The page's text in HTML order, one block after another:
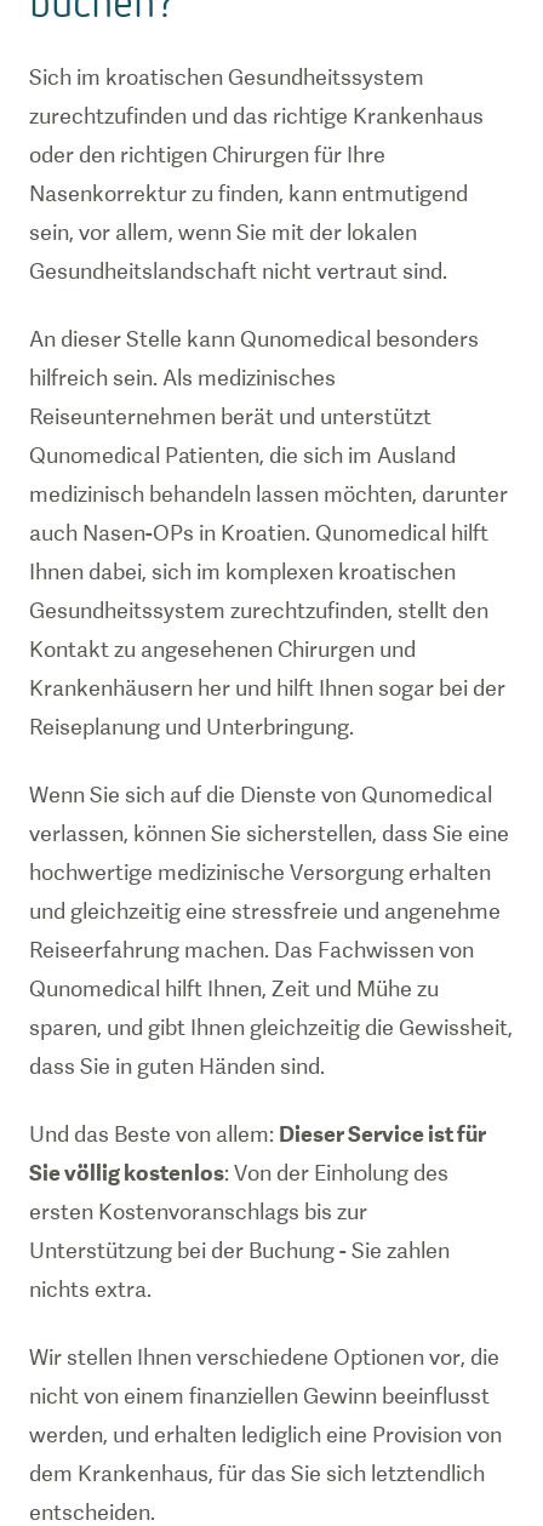
Sich im kroatischen Gesundheitssystem
zurechtzufinden und das richtige Krankenhaus
oder den richtigen Chirurgen für Ihre
Nasenkorrektur zu finden, kann entmutigend
sein, vor allem, wenn Sie mit der lokalen
Gesundheitslandschaft nicht vertraut sind.
An dieser Stelle kann Qunomedical besonders
hilfreich sein. Als medizinisches
Reiseunternehmen berät und unterstützt
Qunomedical Patienten, die sich im Ausland
medizinisch behandeln lassen möchten, darunter
auch Nasen-OPs in Kroatien. Qunomedical hilft
Ihnen dabei, sich im komplexen kroatischen
Gesundheitssystem zurechtzufinden, stellt den
Kontakt zu angesehenen Chirurgen und
Krankenhäusern her und hilft Ihnen sogar bei der
Reiseplanung und Unterbringung.
Wenn Sie sich auf die Dienste von Qunomedical
verlassen, können Sie sicherstellen, dass Sie eine
hochwertige medizinische Versorgung erhalten
und gleichzeitig eine stressfreie und angenehme
Reiseerfahrung machen. Das Fachwissen von
Qunomedical hilft Ihnen, Zeit und Mühe zu
sparen, und gibt Ihnen gleichzeitig die Gewissheit,
dass Sie in guten Händen sind.
Und das Beste von allem: Dieser Service ist für
Sie völlig kostenlos: Von der Einholung des
ersten Kostenvoranschlags bis zur
Unterstützung bei der Buchung - Sie zahlen
nichts extra.
Wir stellen Ihnen verschiedene Optionen vor, die
nicht von einem finanziellen Gewinn beeinflusst
werden, und erhalten lediglich eine Provision von
dem Krankenhaus, für das Sie sich letztendlich
entscheiden.